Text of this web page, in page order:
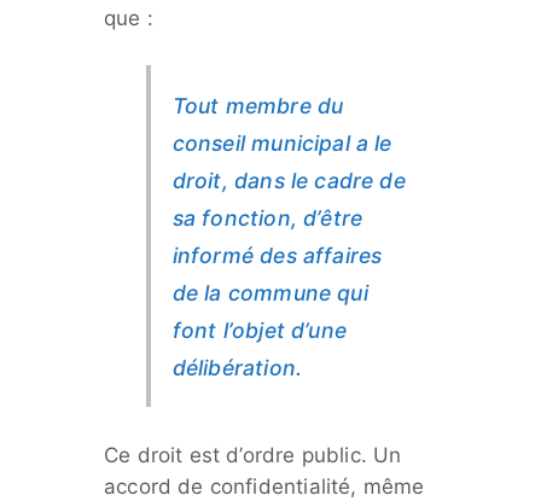
que :
Tout membre du
conseil municipal a le
droit, dans le cadre de
sa fonction, d’être
informé des affaires
de la commune qui
font l’objet d’une
délibération.
Ce droit est d’ordre public. Un
accord de confidentialité, même